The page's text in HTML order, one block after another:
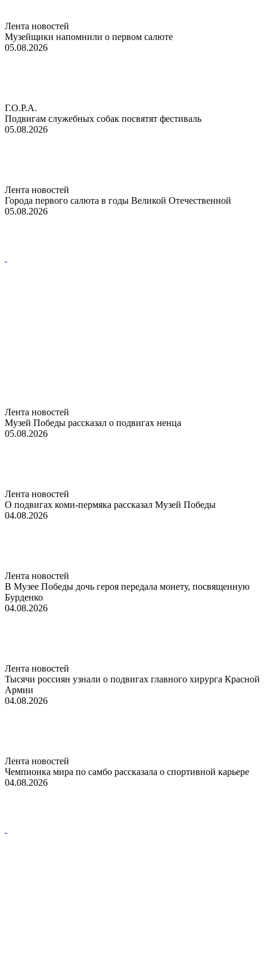
Лента новостей
Музейщики напомнили о первом салюте
05.08.2026
Г.О.Р.А.
Подвигам служебных собак посвятят фестиваль
05.08.2026
Лента новостей
Города первого салюта в годы Великой Отечественной
05.08.2026
Лента новостей
Музей Победы рассказал о подвигах ненца
05.08.2026
Лента новостей
О подвигах коми-пермяка рассказал Музей Победы
04.08.2026
Лента новостей
В Музее Победы дочь героя передала монету, посвященную
Бурденко
04.08.2026
Лента новостей
Тысячи россиян узнали о подвигах главного хирурга Красной
Армии
04.08.2026
Лента новостей
Чемпионка мира по самбо рассказала о спортивной карьере
04.08.2026